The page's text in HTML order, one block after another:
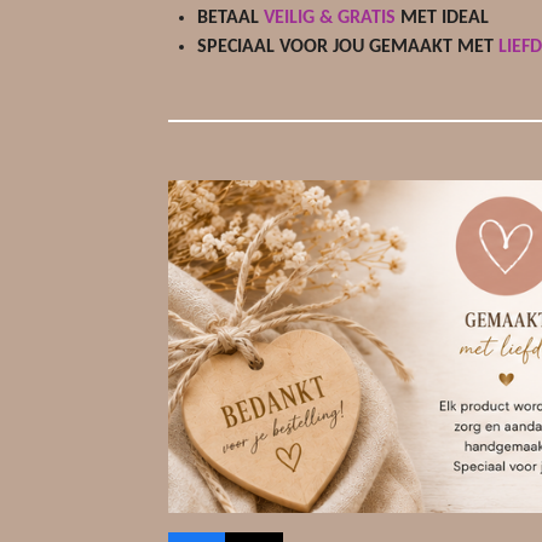
BETAAL VEILIG & GRATIS MET IDEAL
SPECIAAL VOOR JOU GEMAAKT MET